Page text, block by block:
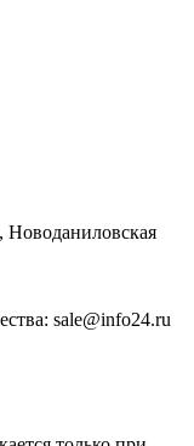
Новоданиловская
sale@info24.ru